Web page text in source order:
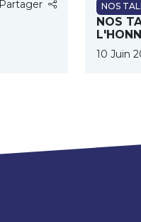
Partager NOS
NOS
10 Juin